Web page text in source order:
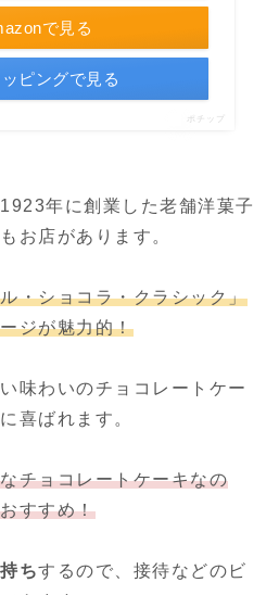
で見る
ピングで見る
ポチップ
年に創業した老舗洋菓子
お店があります。
・ショコラ・クラシック」
ジが魅力的！
味わいのチョコレートケー
喜ばれます。
チョコレートケーキなの
すすめ！
ちするので、接待などのビ